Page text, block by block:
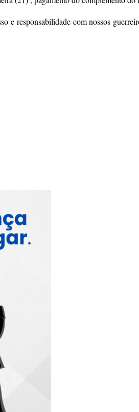
e responsabilidade com nossos